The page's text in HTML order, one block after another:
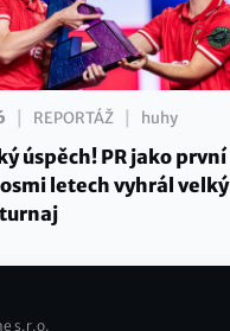
REPORTÁŽ huhy
úspěch! PR jako první
osmi letech vyhrál velký
s.r.o.